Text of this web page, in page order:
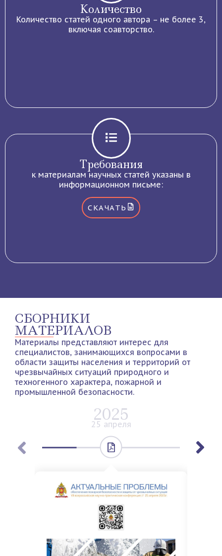
Количество
Количество статей одного автора – не более 3,
включая соавторство.
Требования
к материалам научных статей указаны в
информационном письме:
СКАЧАТЬ
СБОРНИКИ
МАТЕРИАЛОВ
Материалы представляют интерес для
специалистов, занимающихся вопросами в
области защиты населения и территорий от
чрезвычайных ситуаций природного и
техногенного характера, пожарной и
промышленной безопасности.
2025
25 апреля